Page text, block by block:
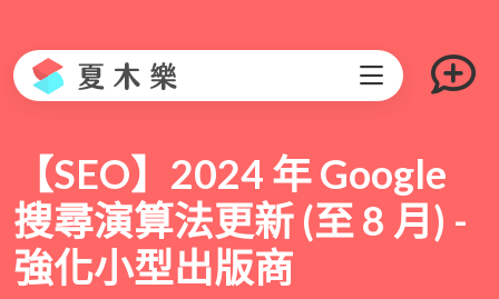
【SEO】2024 年 Google
搜尋演算法更新 (至 8 月) -
強化小型出版商